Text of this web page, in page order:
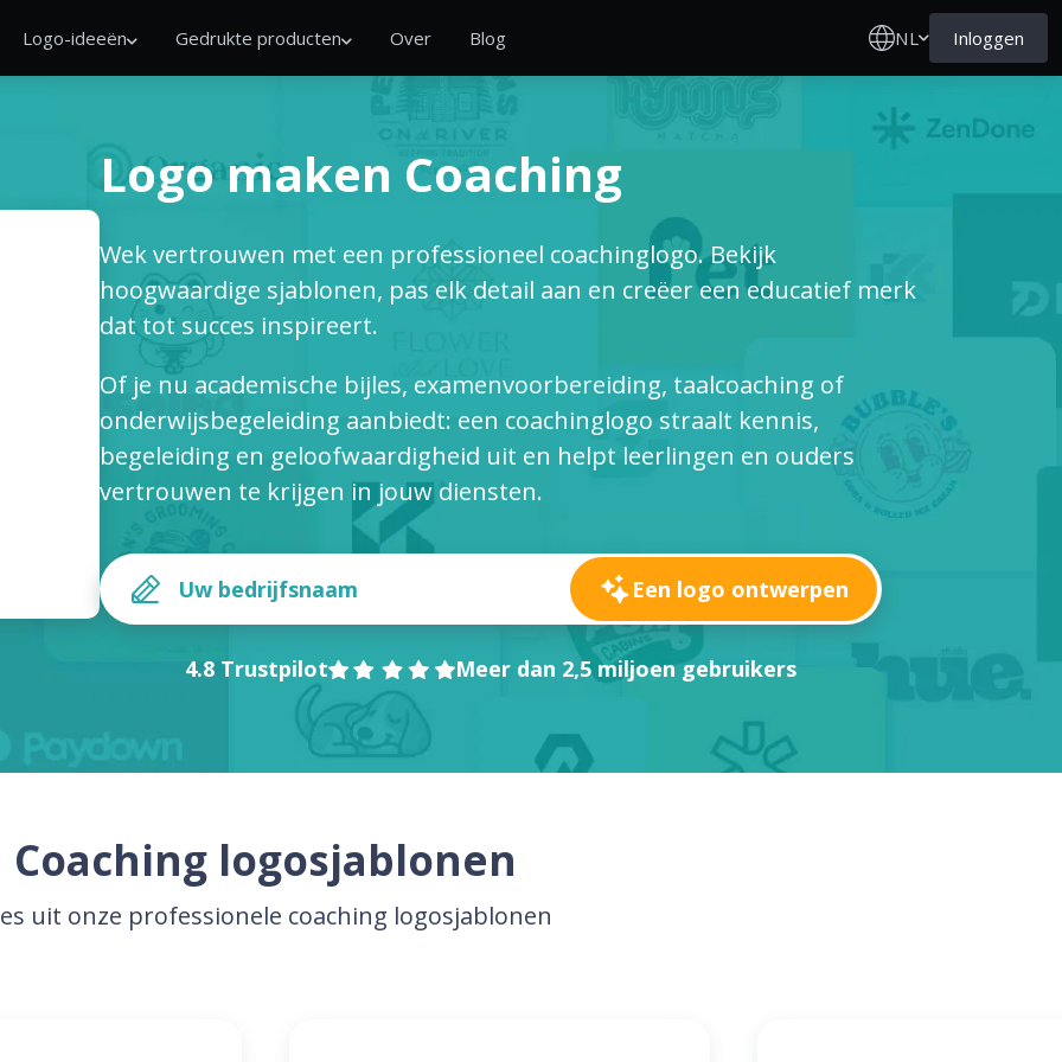
Logo-ideeën Gedrukte producten Over Blog NL Inloggen
Logo maken Coaching
Wek vertrouwen met een professioneel coachinglogo. Bekijk
hoogwaardige sjablonen, pas elk detail aan en creëer een educatief merk
dat tot succes inspireert.
Of je nu academische bijles, examenvoorbereiding, taalcoaching of
onderwijsbegeleiding aanbiedt: een coachinglogo straalt kennis,
begeleiding en geloofwaardigheid uit en helpt leerlingen en ouders
vertrouwen te krijgen in jouw diensten.
Een logo ontwerpen
4.8 Trustpilot Meer dan 2,5 miljoen gebruikers
Coaching logosjablonen
uit onze professionele coaching logosjablonen